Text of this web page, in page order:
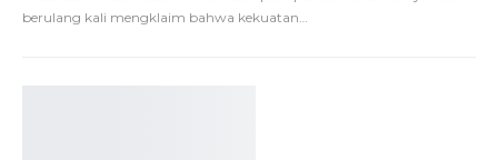
berulang kali mengklaim bahwa kekuatan